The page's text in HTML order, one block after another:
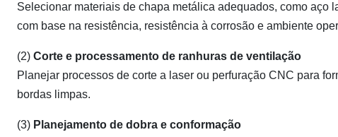
Selecionar materiais de chapa metálica adequados, como
com base na resistência, resistência à corrosão e ambiente
(2) Corte e processamento de ranhuras de ventilação
Planejar processos de corte a laser ou perfuração CNC para
bordas limpas.
(3) Planejamento de dobra e conformação